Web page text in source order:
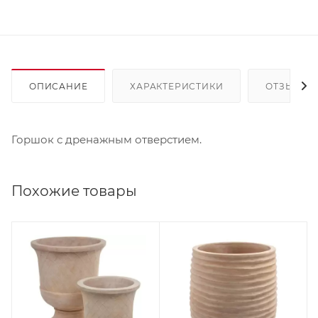
ОПИСАНИЕ ХАРАКТЕРИСТИКИ ОТЗЫВЫ
Горшок с дренажным отверстием.
Похожие товары